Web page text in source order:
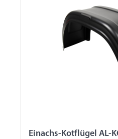
Einachs-Kotflügel AL-